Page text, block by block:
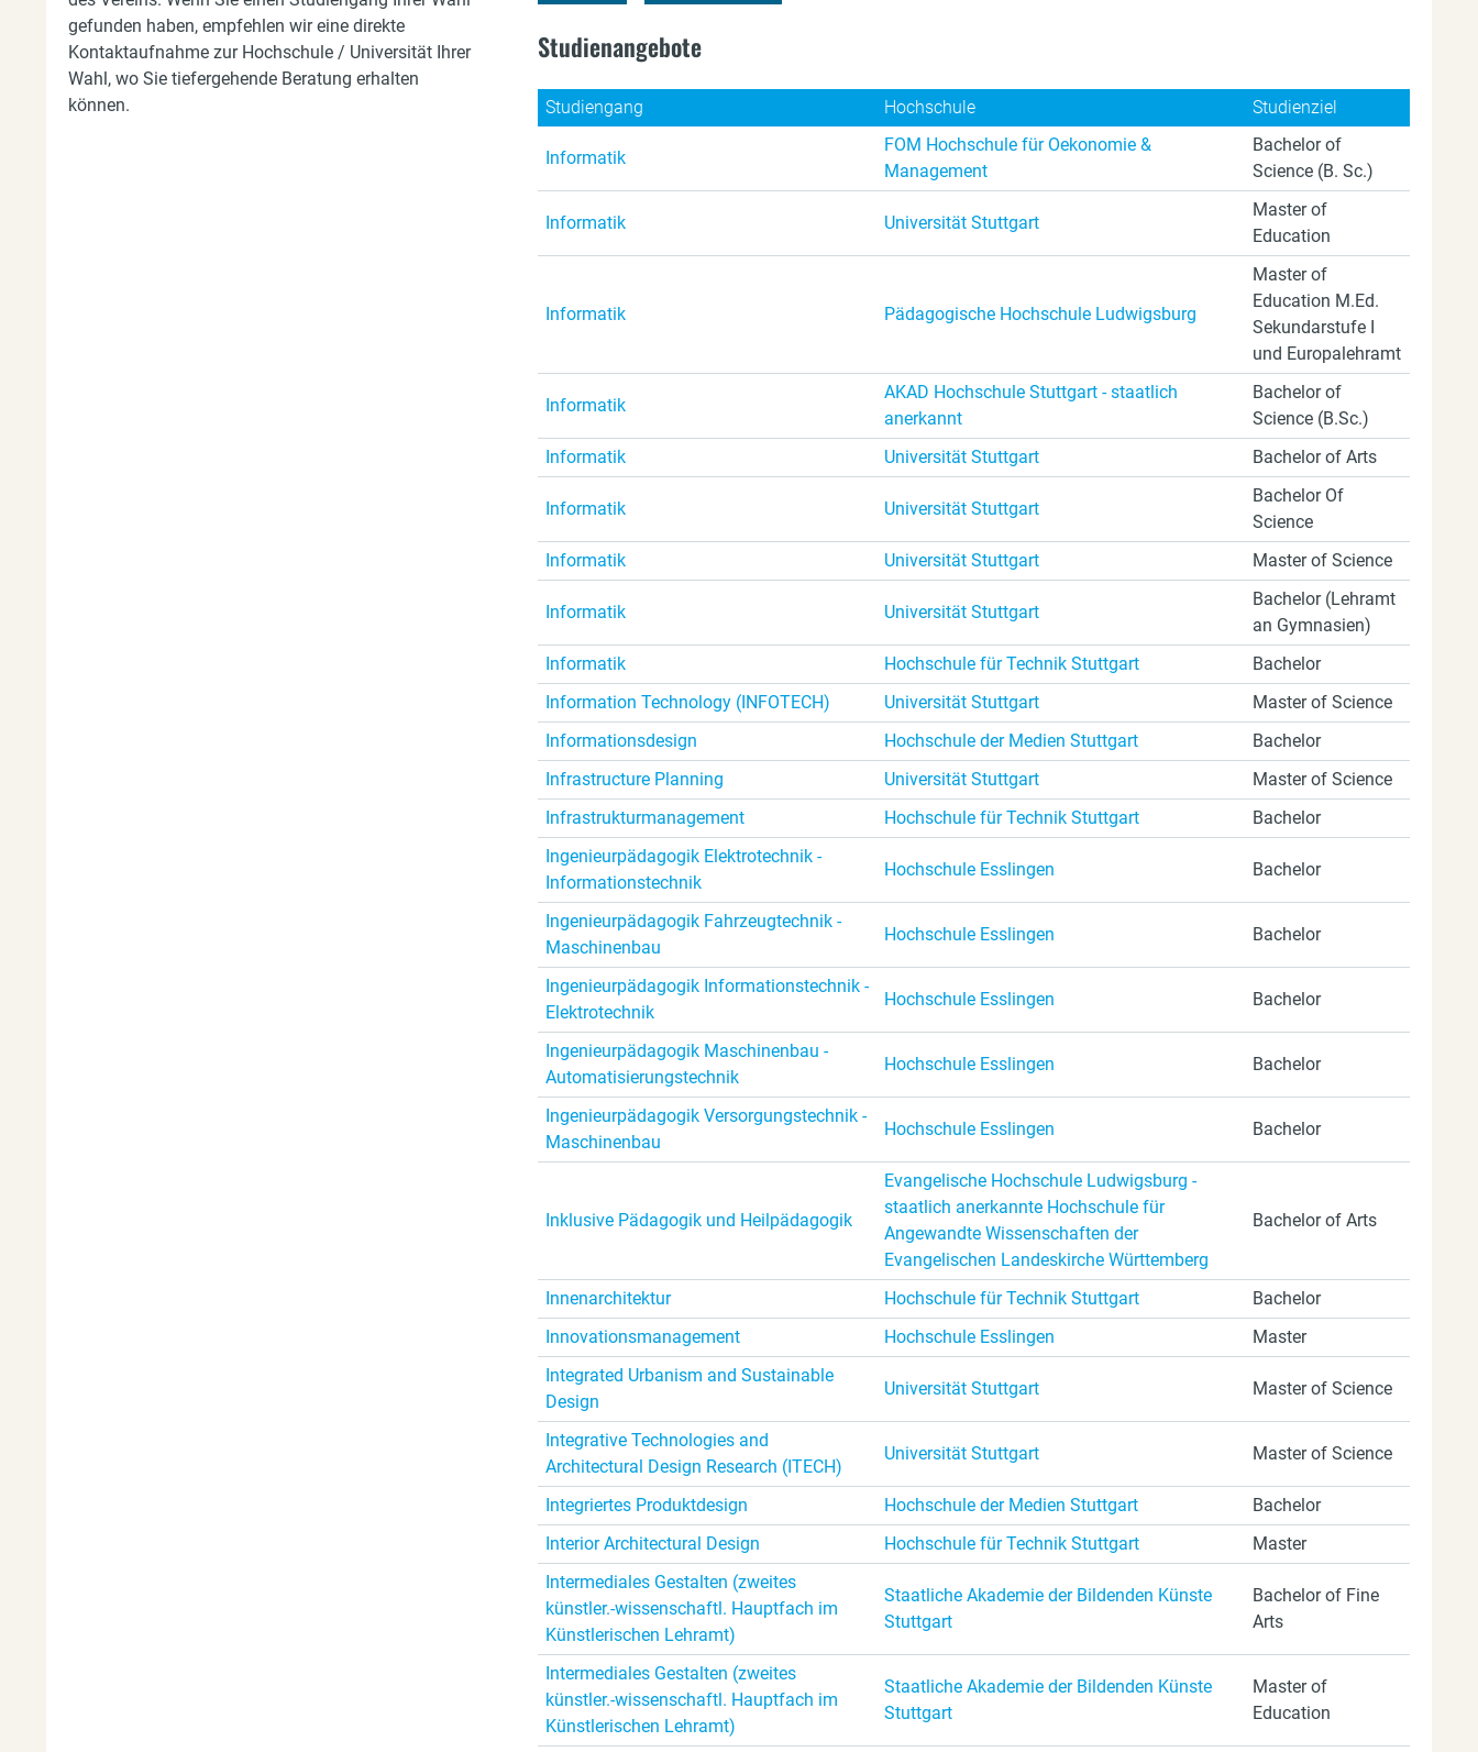
h
i
gefunden haben, empfehlen wir eine direkte
Kontaktaufnahme zur Hochschule / Universität Ihrer
Wahl, wo Sie tiefergehende Beratung erhalten
können.
Studienangebote
Studiengang Hochschule Studienziel
Informatik
FOM Hochschule für Oekonomie &
Management
Bachelor of
Science (B. Sc.)
Informatik Universität Stuttgart
Master of
Education
Informatik Pädagogische Hochschule Ludwigsburg
Master of
Education M.Ed.
Sekundarstufe I
und Europalehramt
Informatik
AKAD Hochschule Stuttgart - staatlich
anerkannt
Bachelor of
Science (B.Sc.)
Informatik
Universität Stuttgart Bachelor of Arts
Informatik Universität Stuttgart
Bachelor Of
Science
Informatik
Universität Stuttgart Master of Science
Informatik Universität Stuttgart
Bachelor (Lehramt
an Gymnasien)
Informatik
Hochschule für Technik Stuttgart
Bachelor
Information Technology (INFOTECH)
Universität Stuttgart
Master of Science
Informationsdesign
Hochschule der Medien Stuttgart
Bachelor
Infrastructure Planning
Universität Stuttgart
Master of Science
Infrastrukturmanagement
Hochschule für Technik Stuttgart
Bachelor
Ingenieurpädagogik Elektrotechnik -
Informationstechnik
Hochschule Esslingen Bachelor
Ingenieurpädagogik Fahrzeugtechnik -
Maschinenbau
Hochschule Esslingen Bachelor
Ingenieurpädagogik Informationstechnik -
Elektrotechnik
Hochschule Esslingen Bachelor
Ingenieurpädagogik Maschinenbau -
Automatisierungstechnik
Hochschule Esslingen Bachelor
Ingenieurpädagogik Versorgungstechnik -
Maschinenbau
Hochschule Esslingen Bachelor
Inklusive Pädagogik und Heilpädagogik
Evangelische Hochschule Ludwigsburg -
staatlich anerkannte Hochschule für
Angewandte Wissenschaften der
Evangelischen Landeskirche Württemberg
Bachelor of Arts
Innenarchitektur Hochschule für Technik Stuttgart
Bachelor
Innovationsmanagement
Hochschule Esslingen
Master
Integrated Urbanism and Sustainable
Design
Universität Stuttgart Master of Science
Integrative Technologies and
Architectural Design Research (ITECH)
Universität Stuttgart Master of Science
Integriertes Produktdesign Hochschule der Medien Stuttgart
Bachelor
Interior Architectural Design
Hochschule für Technik Stuttgart
Master
Intermediales Gestalten (zweites
künstler.-wissenschaftl. Hauptfach im
Künstlerischen Lehramt)
Staatliche Akademie der Bildenden Künste
Stuttgart
Bachelor of Fine
Arts
Intermediales Gestalten (zweites
künstler.-wissenschaftl. Hauptfach im
Künstlerischen Lehramt)
Staatliche Akademie der Bildenden Künste
Stuttgart
Master of
Education